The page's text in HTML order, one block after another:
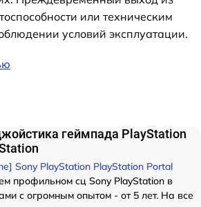
или техническим
условий эксплуатации.
геймпада PlayStation
Sony PlayStation PlayStation Portal
профильном сц Sony PlayStation в
с огромным опытом - от 5 лет. На все